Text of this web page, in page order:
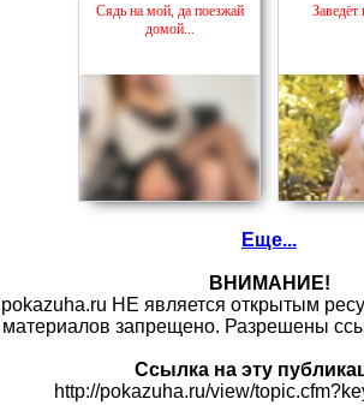
Сядь на мой, да поезжай
домой...
Заведёт
Еще...
ВНИМАНИЕ!
pokazuha.ru НЕ является открытым
материалов запрещено. Разрешены
Ссылка на эту
http://pokazuha.ru/view/